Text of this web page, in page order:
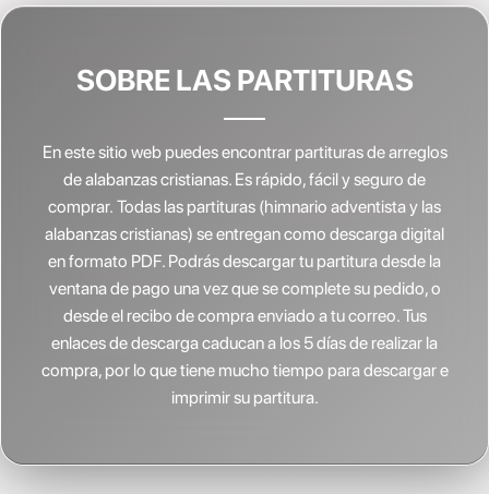
SOBRE LAS PARTITURAS
En este sitio web puedes encontrar partituras de arreglos
de alabanzas cristianas. Es rápido, fácil y seguro de
comprar. Todas las partituras (himnario adventista y las
alabanzas cristianas) se entregan como descarga digital
en formato PDF. Podrás descargar tu partitura desde la
ventana de pago una vez que se complete su pedido, o
desde el recibo de compra enviado a tu correo. Tus
enlaces de descarga caducan a los 5 días de realizar la
compra, por lo que tiene mucho tiempo para descargar e
imprimir su partitura.